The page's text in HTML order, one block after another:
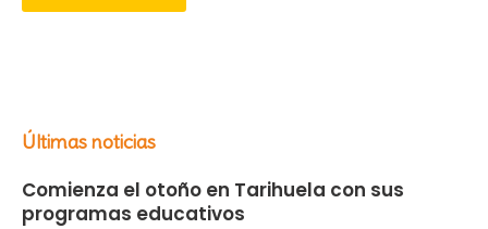
Últimas noticias
Comienza el otoño en Tarihuela con sus
programas educativos